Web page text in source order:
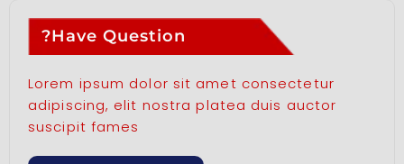
Have Question?
Lorem ipsum dolor sit amet consectetur
adipiscing, elit nostra platea duis auctor
suscipit fames